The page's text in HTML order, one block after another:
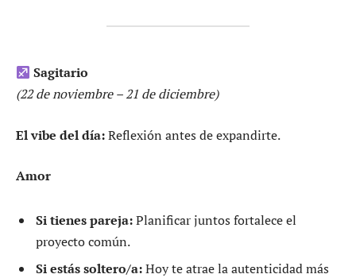
Sagitario
(22 de noviembre – 21 de diciembre)
El vibe del día:Reflexión antes de expandirte.
Amor
Si tienes pareja:Planificar juntos fortalece el
proyecto común.
Si estás soltero/a:Hoy te atrae la autenticidad más